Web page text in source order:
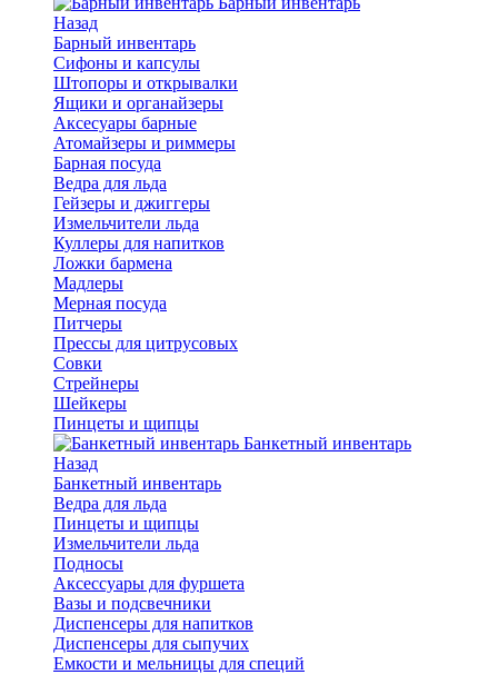
Назад
Барный инвентарь
Сифоны и капсулы
Штопоры и открывалки
Ящики и органайзеры
Аксесуары барные
Атомайзеры и риммеры
Барная посуда
Ведра для льда
Гейзеры и джиггеры
Измельчители льда
Куллеры для напитков
Ложки бармена
Мадлеры
Мерная посуда
Питчеры
Прессы для цитрусовых
Совки
Стрейнеры
Шейкеры
Пинцеты и щипцы
Банкетный инвентарь
Назад
Банкетный инвентарь
Ведра для льда
Пинцеты и щипцы
Измельчители льда
Подносы
Аксессуары для фуршета
Вазы и подсвечники
Диспенсеры для напитков
Диспенсеры для сыпучих
Емкости и мельницы для специй